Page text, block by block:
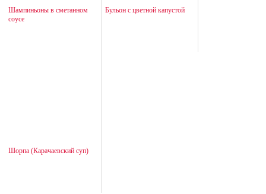
Шампиньоны в сметанном
соусе
Бульон с цветной капустой
Шорпа (Карачаевский суп)